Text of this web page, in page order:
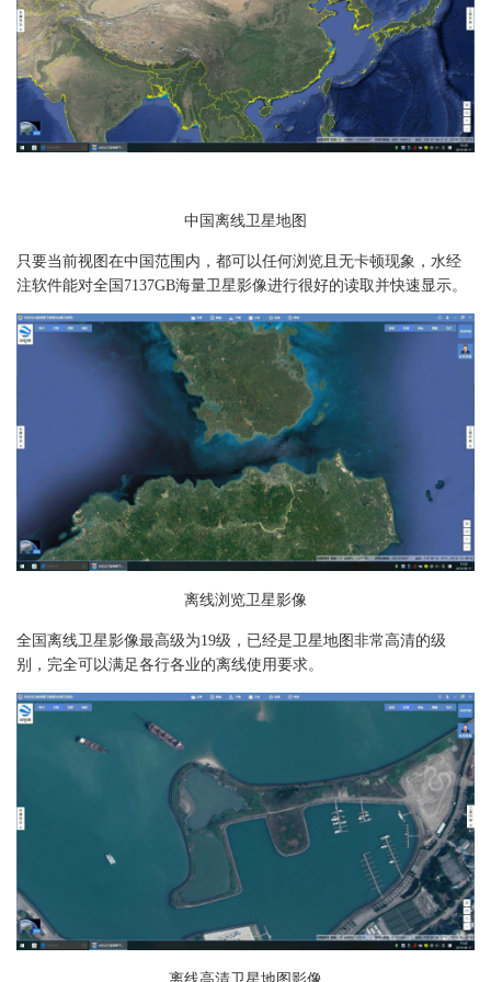
中国离线卫星地图
只要当前视图在中国范围内，都可以任何浏览且无卡顿现象，水经
注软件能对全国7137GB海量卫星影像进行很好的读取并快速显示。
离线浏览卫星影像
全国离线卫星影像最高级为19级，已经是卫星地图非常高清的级
别，完全可以满足各行各业的离线使用要求。